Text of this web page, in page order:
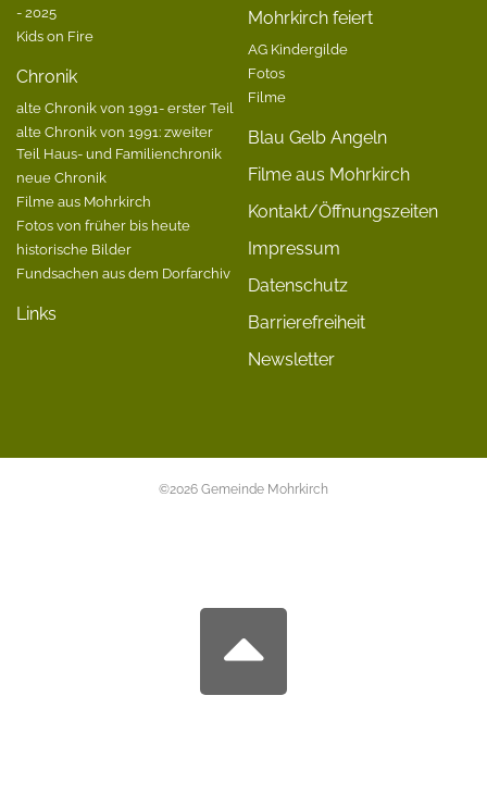
- 2025
Kids on Fire
Chronik
alte Chronik von 1991- erster Teil
alte Chronik von 1991: zweiter
Teil Haus- und Familienchronik
neue Chronik
Filme aus Mohrkirch
Fotos von früher bis heute
historische Bilder
Fundsachen aus dem Dorfarchiv
Links
Mohrkirch feiert
AG Kindergilde
Fotos
Filme
Blau Gelb Angeln
Filme aus Mohrkirch
Kontakt/Öffnungszeiten
Impressum
Datenschutz
Barrierefreiheit
Newsletter
©2026 Gemeinde Mohrkirch